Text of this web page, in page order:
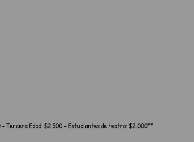
Edad: $2.500 - Estudiantes de teatro: $2.000**